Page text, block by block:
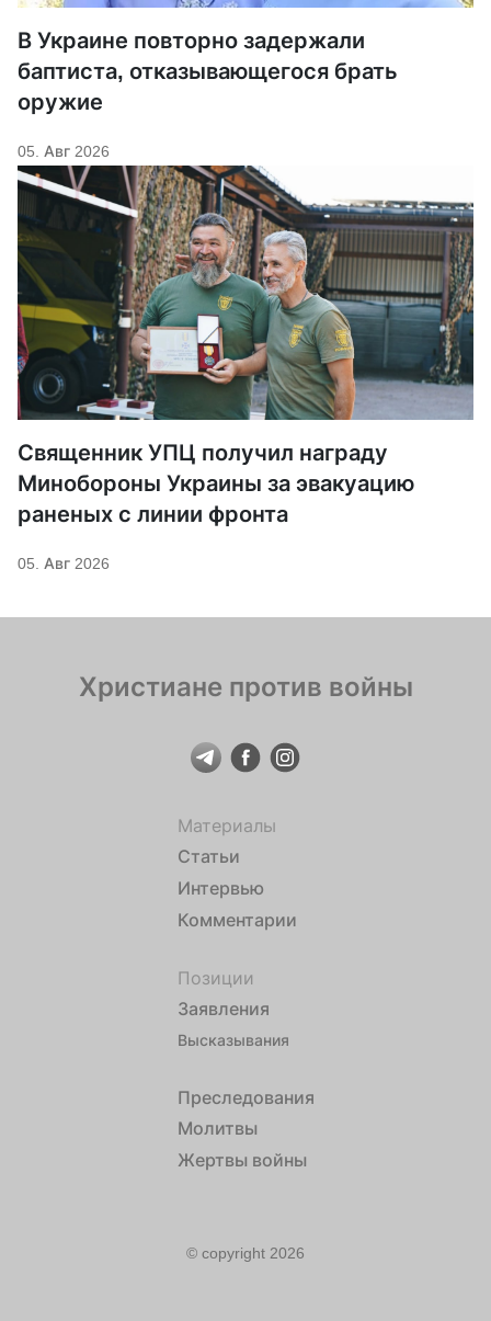
В Украине повторно задержали
баптиста, отказывающегося брать
оружие
05. Авг 2026
Священник УПЦ получил награду
Минобороны Украины за эвакуацию
раненых с линии фронта
05. Авг 2026
Христиане против войны
Материалы
Статьи
Интервью
Комментарии
Позиции
Заявления
Высказывания
Преследования
Молитвы
Жертвы войны
© copyright 2026